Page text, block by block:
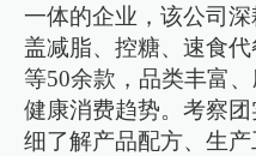
一体的企业，该公司
盖减脂、控糖、速食
等50余款，品类丰富
健康消费趋势。考察
细了解产品配方、生